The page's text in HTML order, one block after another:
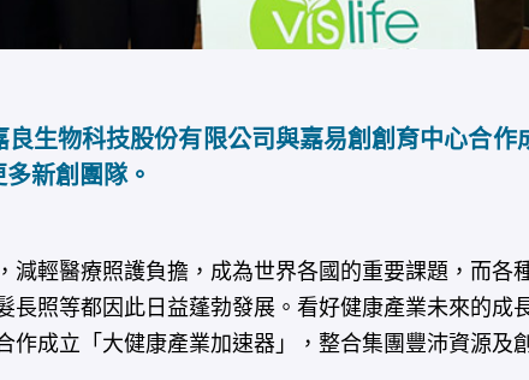
生物科技股份有限公司與嘉易創創育中心合
新創團隊。
輕醫療照護負擔，成為世界各國的重要課題，而各
照等都因此日益蓬勃發展。看好健康產業未來的成
成立「大健康產業加速器」，整合集團豐沛資源及